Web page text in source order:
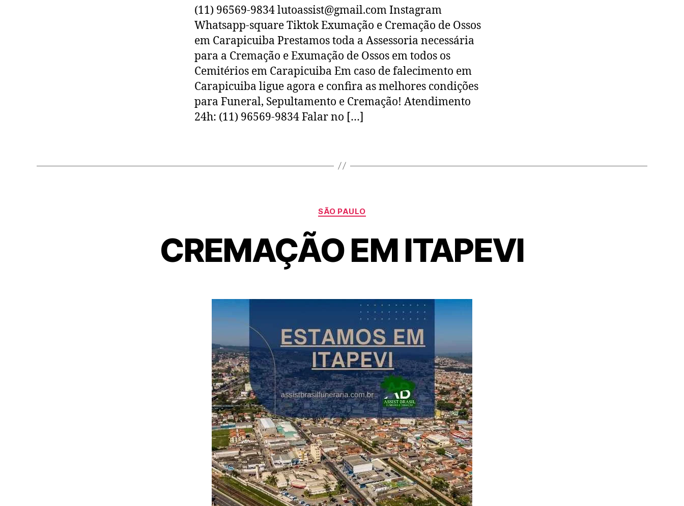
(11) 96569-9834 lutoassist@gmail.com Instagram
Whatsapp-square Tiktok Exumação e Cremação de Ossos
em Carapicuiba Prestamos toda a Assessoria necessária
para a Cremação e Exumação de Ossos em todos os
Cemitérios em Carapicuiba Em caso de falecimento em
Carapicuiba ligue agora e confira as melhores condições
para Funeral, Sepultamento e Cremação! Atendimento
24h: (11) 96569-9834 Falar no […]
SÃO PAULO
CREMAÇÃO EM ITAPEVI